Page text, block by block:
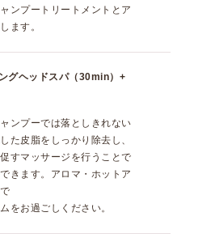
ンプートリートメントとア
ます。
グヘッドスパ（30min） +
ンプーでは落としきれない
た皮脂をしっかり除去し、
すマッサージを行うことで
きます。アロマ・ホットア
をお過ごしください。